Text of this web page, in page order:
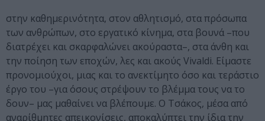
στην καθημερινότητα, στον αθλητισμό, στα πρόσωπα
των ανθρώπων, στο εργατικό κίνημα, στα βουνά –που
διατρέχει και σκαρφαλώνει ακούραστα–, στα άνθη και
την ποίηση των εποχών, λες και ακούς Vivaldi. Είμαστε
προνομιούχοι, μιας και το ανεκτίμητο όσο και τεράστιο
έργο του –για όσους στρέψουν το βλέμμα τους να το
δουν– μας μαθαίνει να βλέπουμε. Ο Τσάκος, μέσα από
αναρίθμητες απεικονίσεις, αποκαλύπτει την ίδια την